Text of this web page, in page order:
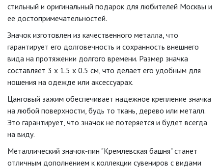
стильный и оригинальный подарок для любителей Москвы и
ее достопримечательностей.
Значок изготовлен из качественного металла, что
гарантирует его долговечность и сохранность внешнего
вида на протяжении долгого времени. Размер значка
составляет 3 x 1.5 x 0.5 см, что делает его удобным для
ношения на одежде или аксессуарах.
Цанговый зажим обеспечивает надежное крепление значка
на любой поверхности, будь то ткань, дерево или металл.
Это гарантирует, что значок не потеряется и будет всегда
на виду.
Металлический значок-пин "Кремлевская башня" станет
отличным дополнением к коллекции сувениров с видами